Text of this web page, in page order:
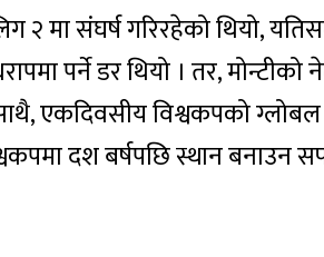
मा संघर्ष गरिरहेको थियो,
पर्ने डर थियो । तर, मोन्टीको
एकदिवसीय विश्वकपको ग्लोबल
दश बर्षपछि स्थान